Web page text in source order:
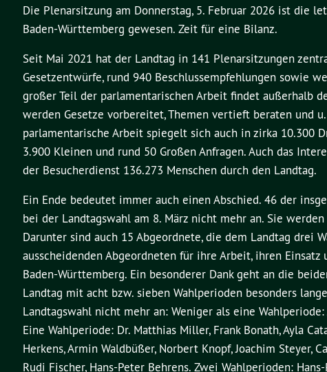
Die Plenarsitzung am Donnerstag, 5. Februar 2026 ist die
Baden-Württemberg gewesen. Zeit für eine Bilanz.
Seit Mai 2021 hat der Landtag in 141 Plenarsitzungen
Gesetzentwürfe, rund 940 Beschlussempfehlungen sowie
großer Teil der parlamentarischen Arbeit findet außerhalb
werden Gesetze vorbereitet, Themen vertieft beraten und
parlamentarische Arbeit spiegelt sich auch in zirka 10.300
3.900 Kleinen und rund 50 Großen Anfragen. Auch das
der Besucherdienst 136.273 Menschen durch den Landtag.
Ein Ende bedeutet immer auch einen Abschied. 46 der
bei der Landtagswahl am 8. März nicht mehr an. Sie
Darunter sind auch 15 Abgeordnete, die dem Landtag drei
ausscheidenden Abgeordneten für ihre Arbeit, ihren
Baden-Württemberg. Ein besonderer Dank geht an die
Landtag mit acht bzw. sieben Wahlperioden besonders
Landtagswahl nicht mehr an: Weniger als eine
Eine Wahlperiode: Dr. Matthias Miller, Frank Bonath, Ayla
Herkens, Armin Waldbüßer, Norbert Knopf, Joachim
Rudi Fischer, Hans-Peter Behrens. Zwei Wahlperioden: